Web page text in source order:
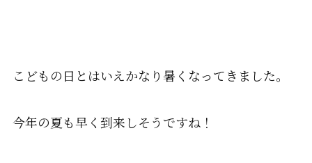
こどもの日とはいえかなり暑くなってきました。
今年の夏も早く到来しそうですね！